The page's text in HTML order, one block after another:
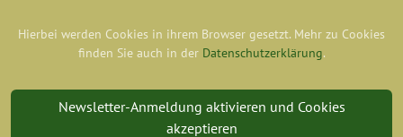
Hierbei werden Cookies in ihrem Browser gesetzt. Mehr zu Cookies
finden Sie auch in der Datenschutzerklärung.
Newsletter-Anmeldung aktivieren und Cookies
akzeptieren